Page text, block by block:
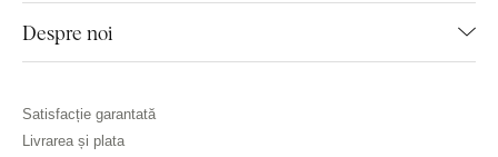
Despre noi
Satisfacție garantată
Livrarea și plata